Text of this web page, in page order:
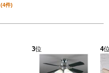
(4件)
3位 4